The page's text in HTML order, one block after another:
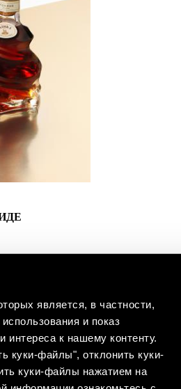
является, в частности,
и показ
интереса к нашему контенту.
куки-файлы", отклонить куки-
куки-файлы нажатием на